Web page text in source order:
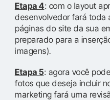
Etapa 4: com o layout
desenvolvedor fará toda
páginas do site da sua
preparado para a
imagens).
Etapa 5: agora você
fotos que deseja incluir
marketing fará uma